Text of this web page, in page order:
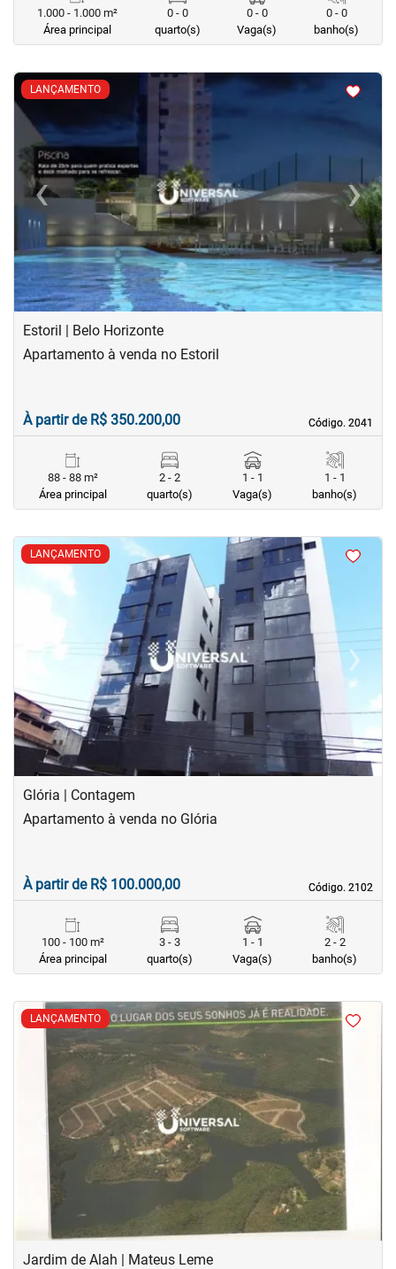
1.000 - 1.000 m²
Área principal
0 - 0
quarto(s)
0 - 0
Vaga(s)
0 - 0
banho(s)
LANÇAMENTO
< <<<
‹Previous ›Next
Estoril | Belo Horizonte
Código. 2041
Código. 2041
Apartamento à venda no Estoril
À partir de R$ 350.200,00
88 - 88 m²
Área principal
2 - 2
quarto(s)
1 - 1
Vaga(s)
1 - 1
banho(s)
LANÇAMENTO
<<<
‹ ›Next
Glória | Contagem
Código. 2102
Código. 2102
Apartamento à venda no Glória
À partir de R$ 100.000,00
100 - 100 m²
Área principal
3 - 3
quarto(s)
1 - 1
Vaga(s)
2 - 2
banho(s)
LANÇAMENTO
<<
‹Previous
Jardim de Alah | Mateus Leme